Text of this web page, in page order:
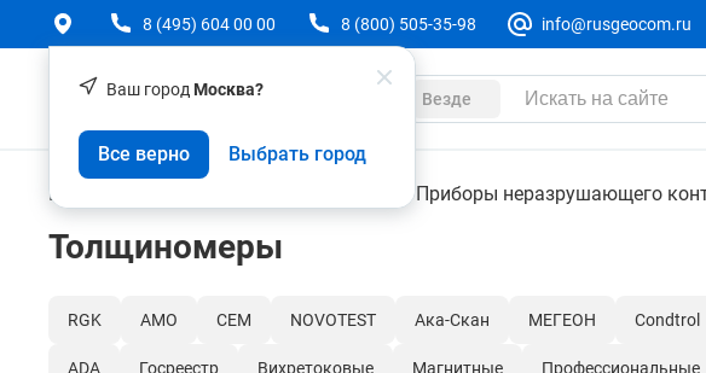
Ваш город Москва?
Все верно Выбрать город
8 (495) 604 00 00 8 (800) 505-35-98 info@rusgeocom.ru
Везде
Контрольно-измерительные приборы Приборы неразрушающего
Толщиномеры
RGK AMO CEM NOVOTEST Ака-Скан МЕГЕОН Condtrol
ADA Госреестр Вихретоковые Магнитные Профессиональные